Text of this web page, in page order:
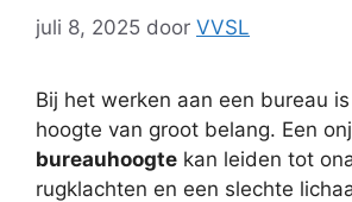
juli 8, 2025 door VVSL
Bij het werken aan een bureau
hoogte van groot belang. Een
bureauhoogte kan leiden tot
rugklachten en een slechte